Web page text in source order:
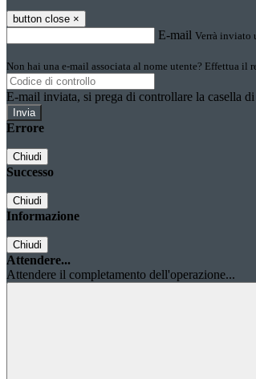
button close ×
E-mail Verrà inviato
Non hai una e-mail associata al nome utente? Effettua il
E-mail inviata, si prega di controllare la casella
Errore
Chiudi
Successo
Chiudi
Informazione
Chiudi
Attendere...
Attendere il completamento dell'operazione...